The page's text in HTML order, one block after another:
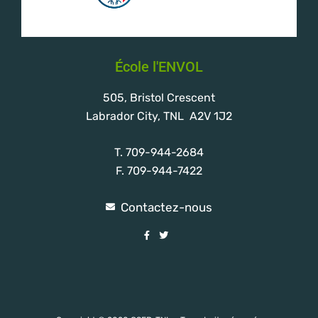
École l'ENVOL
505, Bristol Crescent
Labrador City, TNL A2V 1J2
T. 709-944-2684
F. 709-944-7422
Contactez-nous